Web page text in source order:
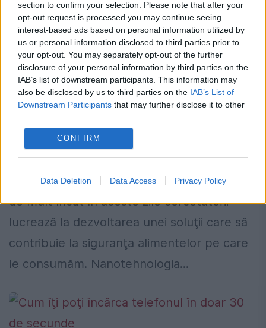
section to confirm your selection. Please note that after your
opt-out request is processed you may continue seeing
interest-based ads based on personal information utilized by
us or personal information disclosed to third parties prior to
your opt-out. You may separately opt-out of the further
disclosure of your personal information by third parties on the
IAB’s list of downstream participants. This information may
also be disclosed by us to third parties on the IAB’s List of
Downstream Participants that may further disclose it to other
CONFIRM
Data Deletion Data Access Privacy Policy
S-A GĂSIT SOLUŢIA pentru ca HRANA
SĂ FIE SIGURĂ înainte de ambalare şi
la o SUPER TEHNOLOGIE
19 APRILIE 2016
Tehnologia din zilele noastre a avansat atât
de mult încât în aceste zile cercetătorii
lucrează la dezvoltarea unei soluţii care să
contribuie la siguranţa alimentelor pe care
le consumăm. Nanotehnologia...